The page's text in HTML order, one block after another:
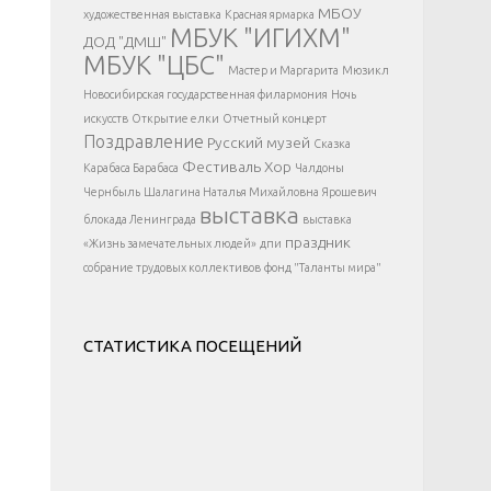
</div >
художественная выставка Красная ярмарка МБОУ
ДОД "ДМШ" МБУК "ИГИХМ"
МБУК "ЦБС" Мастер и Маргарита Мюзикл
Новосибирская государственная филармония Ночь
искусств Открытие елки Отчетный концерт
Поздравление Русский музей Сказка
Карабаса Барабаса ФестивальХор Чалдоны
Чернбыль Шалагина Наталья Михайловна Ярошевич
блокада Ленинграда выставка выставка
«Жизнь замечательных людей» дпи праздник
собрание трудовых коллективов фонд "Таланты мира"
СТАТИСТИКА ПОСЕЩЕНИЙ